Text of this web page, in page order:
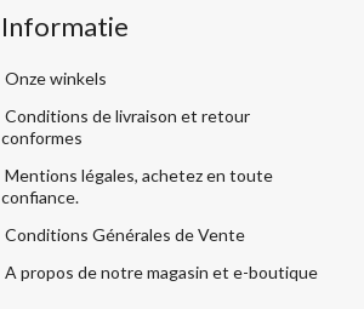
Informatie
Onze winkels
Conditions de livraison et retour
conformes
Mentions légales, achetez en toute
confiance.
Conditions Générales de Vente
A propos de notre magasin et e-boutique